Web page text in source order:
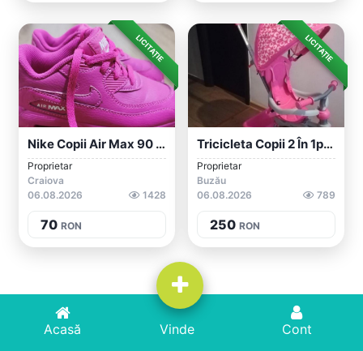
LICITAȚIE
Nike Copii Air Max 90 LTR Gs Laser Fuchs...
Proprietar
Craiova
06.08.2026
1428
70 RON
LICITAȚIE
Tricicleta Copii 2 În 1pentru Varsta 1-4...
Proprietar
Buzău
06.08.2026
789
250 RON
Acasă Adaugă Anunț Cont
Acasă Vinde Cont